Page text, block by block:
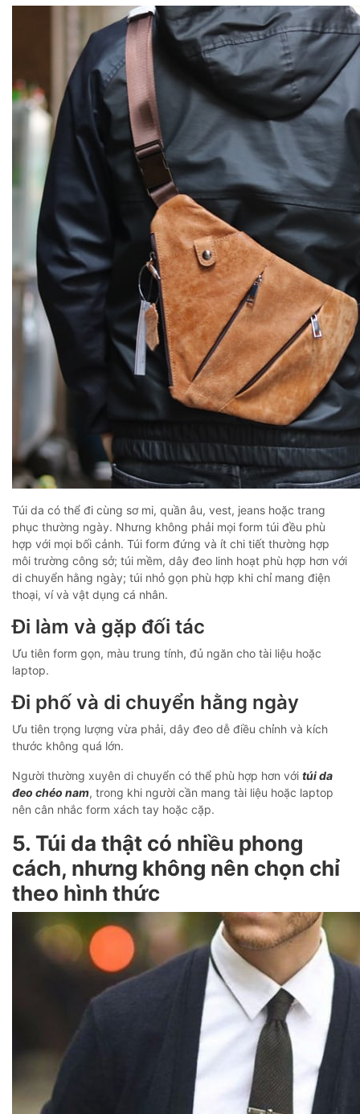
Túi da có thể đi cùng sơ mi, quần âu, vest, jeans hoặc trang
phục thường ngày. Nhưng không phải mọi form túi đều phù
hợp với mọi bối cảnh. Túi form đứng và ít chi tiết thường hợp
môi trường công sở; túi mềm, dây đeo linh hoạt phù hợp hơn với
di chuyển hằng ngày; túi nhỏ gọn phù hợp khi chỉ mang điện
thoại, ví và vật dụng cá nhân.
Đi làm và gặp đối tác
Ưu tiên form gọn, màu trung tính, đủ ngăn cho tài liệu hoặc
laptop.
Đi phố và di chuyển hằng ngày
Ưu tiên trọng lượng vừa phải, dây đeo dễ điều chỉnh và kích
thước không quá lớn.
Người thường xuyên di chuyển có thể phù hợp hơn với túi da
đeo chéo nam, trong khi người cần mang tài liệu hoặc laptop
nên cân nhắc form xách tay hoặc cặp.
5. Túi da thật có nhiều phong
cách, nhưng không nên chọn chỉ
theo hình thức